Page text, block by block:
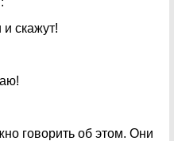
скажут!
говорить об этом. Они